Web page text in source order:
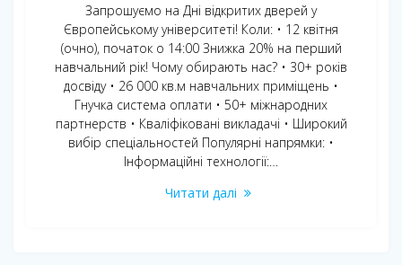
Запрошуємо на Дні відкритих дверей у
Європейському університеті! Коли: • 12 квітня
(очно), початок о 14:00 Знижка 20% на перший
навчальний рік! Чому обирають нас? • 30+ років
досвіду • 26 000 кв.м навчальних приміщень •
Гнучка система оплати • 50+ міжнародних
партнерcтв • Кваліфіковані викладачі • Широкий
вибір спеціальностей Популярні напрямки: •
Інформаційні технології:…
Читати далі